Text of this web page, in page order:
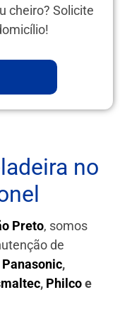
cheiro? Solicite
no
Preto, somos
de
Panasonic,
, Philcoe